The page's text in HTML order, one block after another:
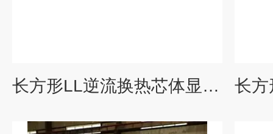
长方形LL逆流换热芯体显热交换器